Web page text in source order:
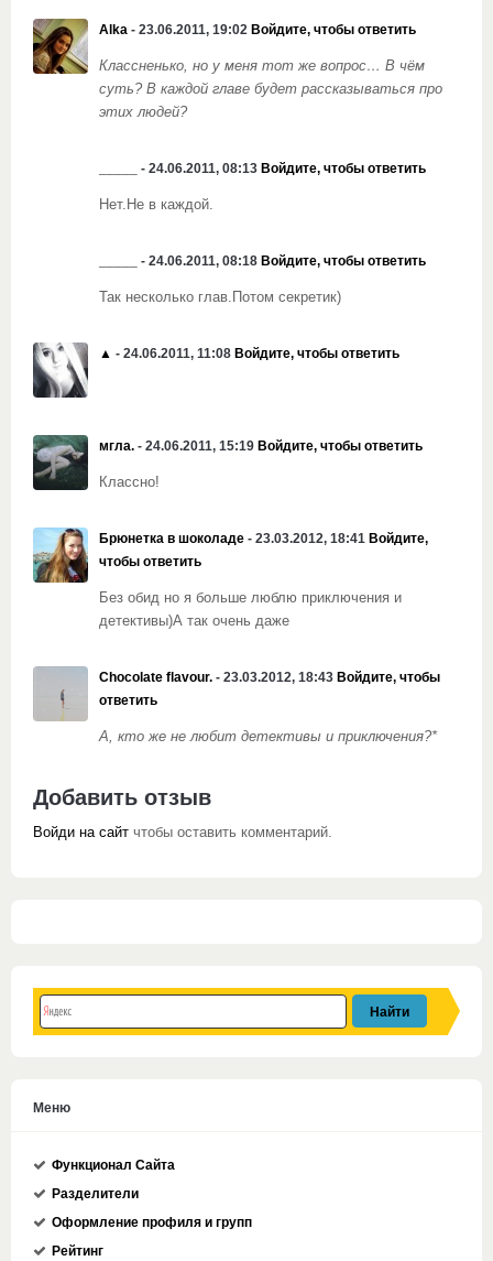
Alka - 23.06.2011, 19:02 Войдите, чтобы ответить
Классненько, но у меня тот же вопрос… В чём
суть? В каждой главе будет рассказываться про
этих людей?
- 24.06.2011, 08:13 Войдите, чтобы ответить
Нет.Не в каждой.
- 24.06.2011, 08:18 Войдите, чтобы ответить
Так несколько глав.Потом секретик)
▲ - 24.06.2011, 11:08 Войдите, чтобы ответить
мгла. - 24.06.2011, 15:19 Войдите, чтобы ответить
Классно!
Брюнетка в шоколаде - 23.03.2012, 18:41 Войдите,
чтобы ответить
Без обид но я больше люблю приключения и
детективы)А так очень даже
Chocolate flavour. - 23.03.2012, 18:43 Войдите, чтобы
ответить
А, кто же не любит детективы и приключения?*
Добавить отзыв
Войди на сайт чтобы оставить комментарий.
Меню
Функционал Сайта
Разделители
Оформление профиля и групп
Рейтинг